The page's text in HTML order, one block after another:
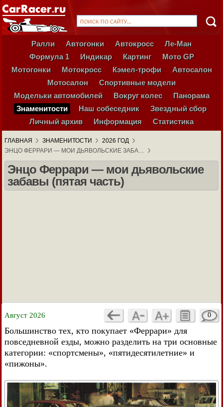
Ралли Автогонки Автокросс
Ле-Ман
Формула 1
Индикар Картинг
Мото GP
Мотогонки
Мотокросс Кэмел-трофи
Автосалон
Мотосалон
Спортивные модели
Модельки автомобилей
Вокруг колес
Панорама
Знаменитости
Наш собеседник
Звездный сбор
Личный архив
Информация Статистика
ГЛАВНАЯ ЗНАМЕНИТОСТИ
2026 ГОД
ЭНЦО ФЕРРАРИ — МОИ ДЬЯВОЛЬСКИЕ ЗАБА…
Энцо Феррари — мои дьявольские
забавы (пятая часть)
Август 2026 0
Большинство тех, кто покупает «Феррари» для
повседневной езды, можно разделить на три основные
категории: «спортсмены», «пятидесятилетние» и
«пижоны».